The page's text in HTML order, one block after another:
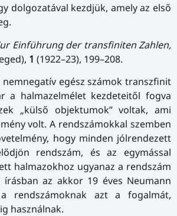
dolgozatával kezdjük, amely az első
Einführung der transfiniten Zahlen,
1 (1922–23), 199–208.
egész számok transzfinit
a halmazelmélet kezdeteitől fogva
„külső objektumok” voltak, ami
volt. A rendszámokkal szemben
hogy minden jólrendezett
rendszám, és az egymással
halmazokhoz ugyanaz a rendszám
az akkor 19 éves Neumann
a rendszámoknak azt a fogalmát,
használnak.